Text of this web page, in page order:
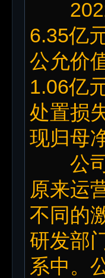
2022
6.35亿
公允价
1.06亿
处置损
现归母
公司
原来运
不同的
研发部
系中。